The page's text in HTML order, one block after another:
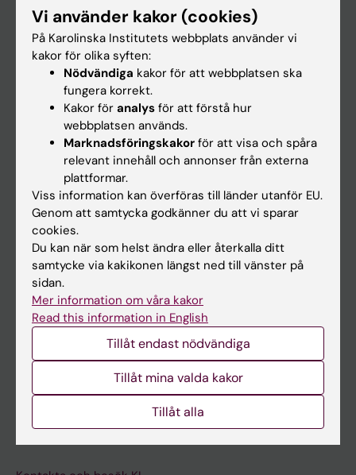
Forskning
Om KI
På gång
Kalender
Student
Canvas
Schema
Studentmejlen
Kurs- och programwebbar
Student på KI
Medarbetarportalen
Vi använder kakor (cookies)
På Karolinska Institutets webbplats använder vi
kakor för olika syften:
Nödvändiga kakor för att webbplatsen ska
fungera korrekt.
Kakor för analys för att förstå hur
webbplatsen används.
Marknadsföringskakor för att visa och spåra
relevant innehåll och annonser från externa
plattformar.
Viss information kan överföras till länder utanför EU.
Genom att samtycka godkänner du att vi sparar
cookies.
Du kan när som helst ändra eller återkalla ditt
samtycke via kakikonen längst ned till vänster på
sidan.
Mer information om våra kakor
Read this information in English
Tillåt endast nödvändiga
Tillåt mina valda kakor
Tillåt alla